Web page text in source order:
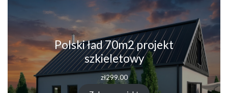
Polski ład 70m2 projekt
szkieletowy
zł299.00